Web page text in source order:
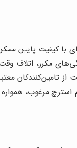
کیفیت پایین ممکن
مکرر، اتلاف
تامین‌کنندگان
مرغوب،